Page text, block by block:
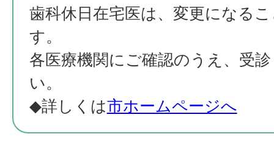
歯科休日在宅医は、変更になる
す。
各医療機関にご確認のうえ、受
い。
◆詳しくは市ホームページへ